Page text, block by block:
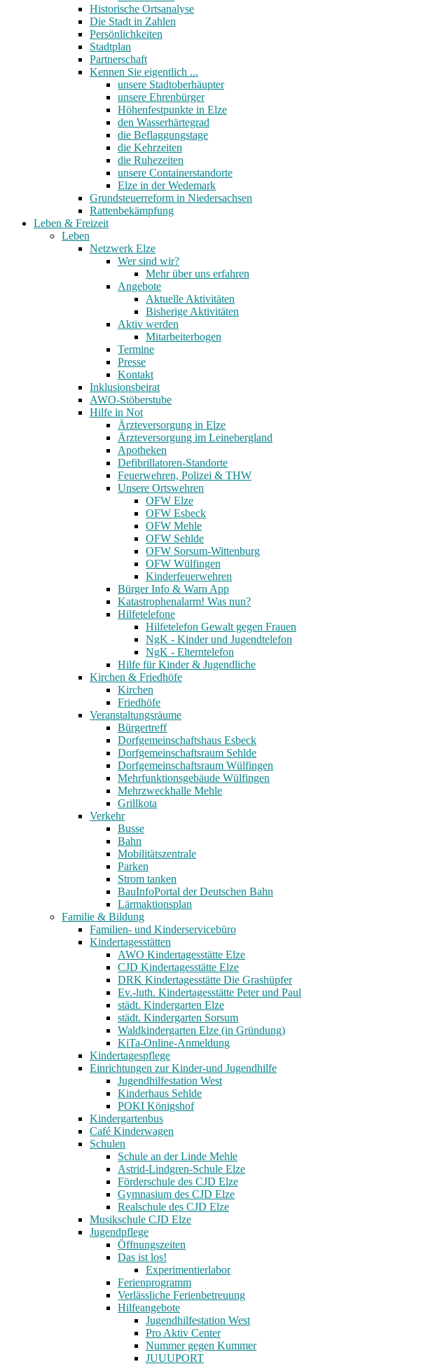
Historische Ortsanalyse
Die Stadt in Zahlen
Persönlichkeiten
Stadtplan
Partnerschaft
Kennen Sie eigentlich ...
unsere Stadtoberhäupter
unsere Ehrenbürger
Höhenfestpunkte in Elze
den Wasserhärtegrad
die Beflaggungstage
die Kehrzeiten
die Ruhezeiten
unsere Containerstandorte
Elze in der Wedemark
Grundsteuerreform in Niedersachsen
Rattenbekämpfung
Leben & Freizeit
Leben
Netzwerk Elze
Wer sind wir?
Mehr über uns erfahren
Angebote
Aktuelle Aktivitäten
Bisherige Aktivitäten
Aktiv werden
Mitarbeiterbogen
Termine
Presse
Kontakt
Inklusionsbeirat
AWO-Stöberstube
Hilfe in Not
Ärzteversorgung in Elze
Ärzteversorgung im Leinebergland
Apotheken
Defibrillatoren-Standorte
Feuerwehren, Polizei & THW
Unsere Ortswehren
OFW Elze
OFW Esbeck
OFW Mehle
OFW Sehlde
OFW Sorsum-Wittenburg
OFW Wülfingen
Kinderfeuerwehren
Bürger Info & Warn App
Katastrophenalarm! Was nun?
Hilfetelefone
Hilfetelefon Gewalt gegen Frauen
NgK - Kinder und Jugendtelefon
NgK - Elterntelefon
Hilfe für Kinder & Jugendliche
Kirchen & Friedhöfe
Kirchen
Friedhöfe
Veranstaltungsräume
Bürgertreff
Dorfgemeinschaftshaus Esbeck
Dorfgemeinschaftsraum Sehlde
Dorfgemeinschaftsraum Wülfingen
Mehrfunktionsgebäude Wülfingen
Mehrzweckhalle Mehle
Grillkota
Verkehr
Busse
Bahn
Mobilitätszentrale
Parken
Strom tanken
BauInfoPortal der Deutschen Bahn
Lärmaktionsplan
Familie & Bildung
Familien- und Kinderservicebüro
Kindertagesstätten
AWO Kindertagesstätte Elze
CJD Kindertagesstätte Elze
DRK Kindertagesstätte Die Grashüpfer
Ev.-luth. Kindertagesstätte Peter und Paul
städt. Kindergarten Elze
städt. Kindergarten Sorsum
Waldkindergarten Elze (in Gründung)
KiTa-Online-Anmeldung
Kindertagespflege
Einrichtungen zur Kinder-und Jugendhilfe
Jugendhilfestation West
Kinderhaus Sehlde
POKI Königshof
Kindergartenbus
Café Kinderwagen
Schulen
Schule an der Linde Mehle
Astrid-Lindgren-Schule Elze
Förderschule des CJD Elze
Gymnasium des CJD Elze
Realschule des CJD Elze
Musikschule CJD Elze
Jugendpflege
Öffnungszeiten
Das ist los!
Experimentierlabor
Ferienprogramm
Verlässliche Ferienbetreuung
Hilfeangebote
Jugendhilfestation West
Pro Aktiv Center
Nummer gegen Kummer
JUUUPORT